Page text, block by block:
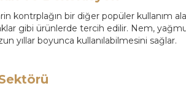
kontrplağın bir diğer popüler kullanım
gibi ürünlerde tercih edilir. Nem, yağmur
yıllar boyunca kullanılabilmesini sağlar.